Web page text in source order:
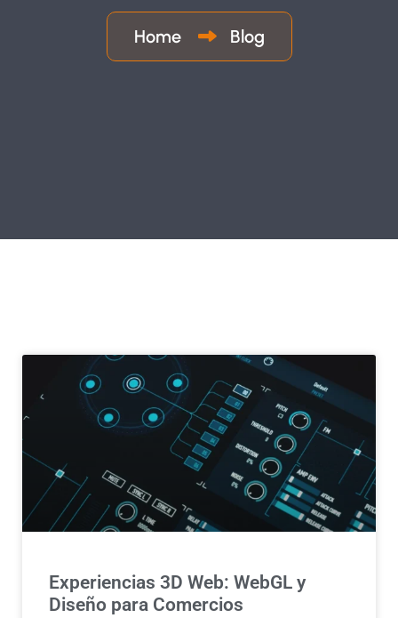
Home Blog
Experiencias 3D Web: WebGL y
Diseño para Comercios